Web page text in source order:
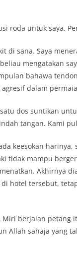
roda untuk saya.
di sana. Saya
mengatakan
bahawa
dalam
dos suntikan
tangan. Kami
keesokan
tidak mampu
Akhirnya
hotel tersebut,
Miri berjalan petang
Allah sahaja